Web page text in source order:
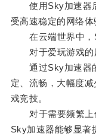
使用Sky加速器后
受高速稳定的网络体
在云端世界中，
对于爱玩游戏的用
通过Sky加速器的
定、流畅，大幅度
戏竞技。
对于需要频繁上
Sky加速器能够显著